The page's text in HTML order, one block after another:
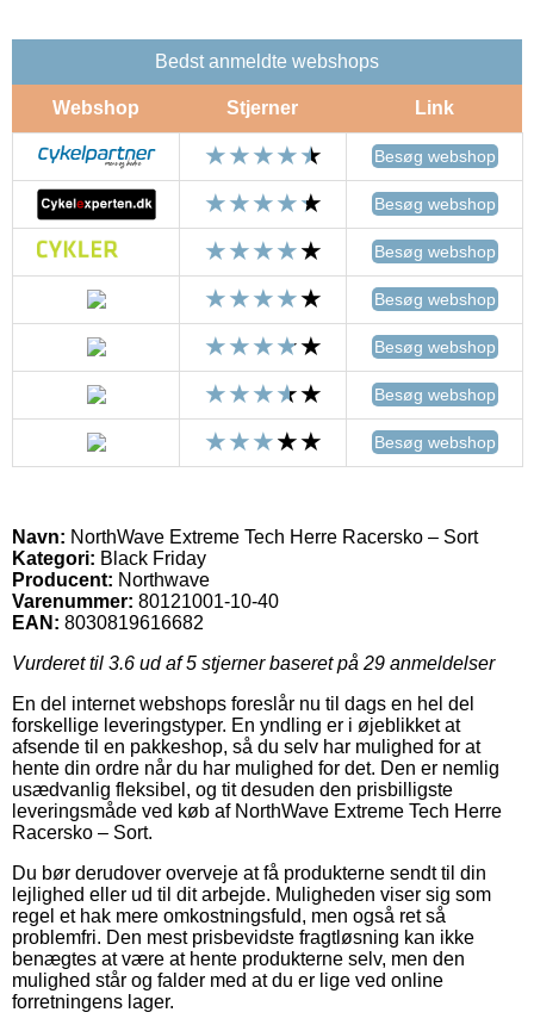
Bedst anmeldte webshops
Webshop Stjerner Link
Besøg webshop
Besøg webshop
Besøg webshop
Besøg webshop
Besøg webshop
Besøg webshop
Besøg webshop
Navn: NorthWave Extreme Tech Herre Racersko – Sort
Kategori: Black Friday
Producent: Northwave
Varenummer: 80121001-10-40
EAN: 8030819616682
Vurderet til 3.6 ud af 5 stjerner baseret på 29 anmeldelser
En del internet webshops foreslår nu til dags en hel del
forskellige leveringstyper. En yndling er i øjeblikket at
afsende til en pakkeshop, så du selv har mulighed for at
hente din ordre når du har mulighed for det. Den er nemlig
usædvanlig fleksibel, og tit desuden den prisbilligste
leveringsmåde ved køb af NorthWave Extreme Tech Herre
Racersko – Sort.
Du bør derudover overveje at få produkterne sendt til din
lejlighed eller ud til dit arbejde. Muligheden viser sig som
regel et hak mere omkostningsfuld, men også ret så
problemfri. Den mest prisbevidste fragtløsning kan ikke
benægtes at være at hente produkterne selv, men den
mulighed står og falder med at du er lige ved online
forretningens lager.